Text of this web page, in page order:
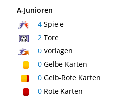
A-Junioren
4Spiele
2Tore
0Vorlagen
0Gelbe Karten
0Gelb-Rote Karten
0Rote Karten